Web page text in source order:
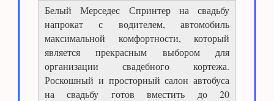
Белый Мерседес Спринтер на свадьбу
напрокат с водителем, автомобиль
максимальной комфортности, который
является прекрасным выбором для
организации свадебного кортежа.
Роскошный и просторный салон автобуса
на свадьбу готов вместить до 20